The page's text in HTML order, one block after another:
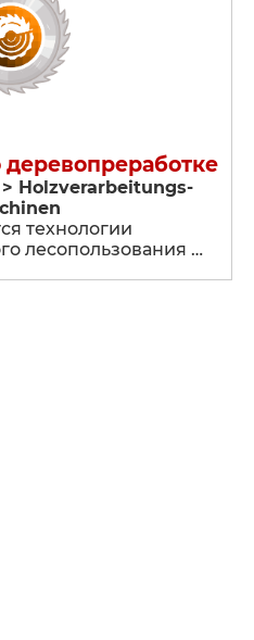
Holzverarbeitungs-
технологии
лесопользования …